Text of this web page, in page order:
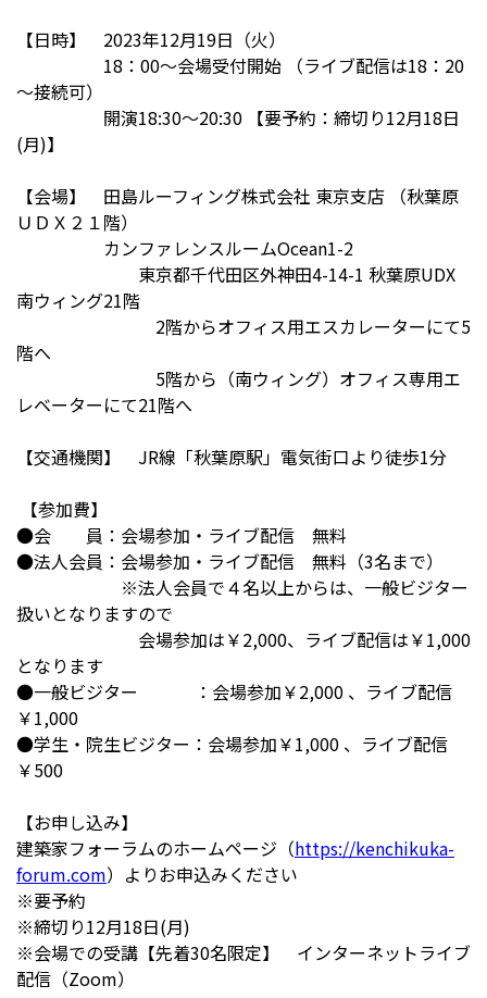
【日時】 2023年12月19日（火）
18：00～会場受付開始 （ライブ配信は18：20
～接続可）
開演18:30～20:30 【要予約：締切り12月18日
(月)】
【会場】 田島ルーフィング株式会社 東京支店 （秋葉原
ＵＤＸ２１階）
カンファレンスルームOcean1-2
東京都千代田区外神田4-14-1 秋葉原UDX
南ウィング21階
2階からオフィス用エスカレーターにて5
階へ
5階から（南ウィング）オフィス専用エ
レベーターにて21階へ
【交通機関】 JR線「秋葉原駅」電気街口より徒歩1分
【参加費】
●会 員： 会場参加・ライブ配信 無料
●法人会員： 会場参加・ライブ配信 無料 （3名まで）
※法人会員で４名以上からは、一般ビジター
扱いとなりますので
会場参加は￥2,000、ライブ配信は￥1,000
となります
●一般ビジター ：会場参加￥2,000 、ライブ配信
￥1,000
●学生・院生ビジター：会場参加￥1,000 、ライブ配信
￥500
【お申し込み】
建築家フォーラムのホームページ（https://kenchikuka-
forum.com）よりお申込みください
※要予約
※締切り12月18日(月)
※会場での受講【先着30名限定】 インターネットライブ
配信（Zoom）